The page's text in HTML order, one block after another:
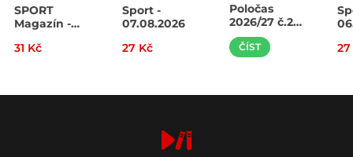
SPORT
Magazín -
31 Kč
Sport -
07.08.2026
27 Kč
Poločas
2026/27 č.2
Slavia –
Pardubice
ČÍST
27